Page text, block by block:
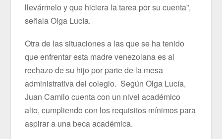
llevármelo y que hiciera la tarea por su cuenta”,
señala Olga Lucía.
Otra de las situaciones a las que se ha tenido
que enfrentar esta madre venezolana es al
rechazo de su hijo por parte de la mesa
administrativa del colegio. Según Olga Lucía,
Juan Camilo cuenta con un nivel académico
alto, cumpliendo con los requisitos mínimos para
aspirar a una beca académica.